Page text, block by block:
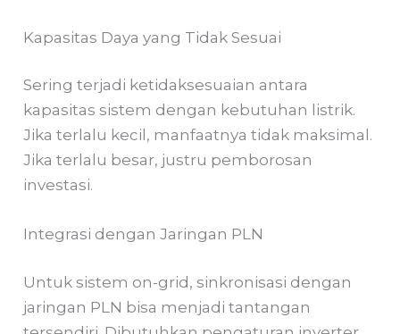
Kapasitas Daya yang Tidak Sesuai
Sering terjadi ketidaksesuaian antara
kapasitas sistem dengan kebutuhan listrik.
Jika terlalu kecil, manfaatnya tidak maksimal.
Jika terlalu besar, justru pemborosan
investasi.
Integrasi dengan Jaringan PLN
Untuk sistem on-grid, sinkronisasi dengan
jaringan PLN bisa menjadi tantangan